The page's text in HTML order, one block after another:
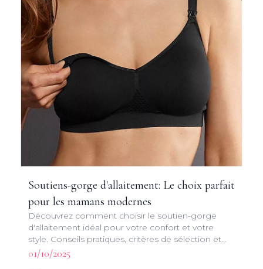
Soutiens-gorge d'allaitement: Le choix parfait
pour les mamans modernes
Découvrez comment choisir le soutien-gorge
d'allaitement idéal pour votre confort et votre
style. Conseils pratiques, critères de sélection et
astuces pour une expérience d'allaitement
01/10/2025